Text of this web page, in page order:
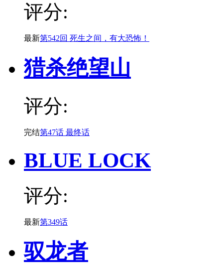
评分:
最新第542回 死生之间，有大恐怖！
猎杀绝望山
评分:
完结第47话 最终话
BLUE LOCK
评分:
最新第349话
驭龙者